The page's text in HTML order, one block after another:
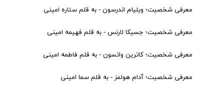
معرفی شخصیت؛ ویلیام اندرسون - به قلم ستاره امینی
معرفی شخصیت؛ جسیکا لارنس - به قلم فهیمه امینی
معرفی شخصیت؛ کاترین واتسون - به قلم فاطمه امینی
معرفی شخصیت؛ آدام هولمز - به قلم سما امینی